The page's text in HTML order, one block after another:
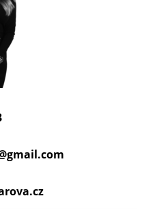
gmail.com